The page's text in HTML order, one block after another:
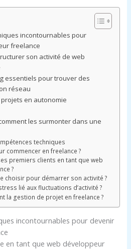
incontournables pour
freelance
son activité de web
essentiels pour trouver des
réseau
en autonomie
les surmonter dans une
techniques
commencer en freelance ?
premiers clients en tant que web
?
choisir pour démarrer son activité ?
lié aux fluctuations d’activité ?
la gestion de projet en freelance ?
incontournables pour devenir
en tant que web développeur